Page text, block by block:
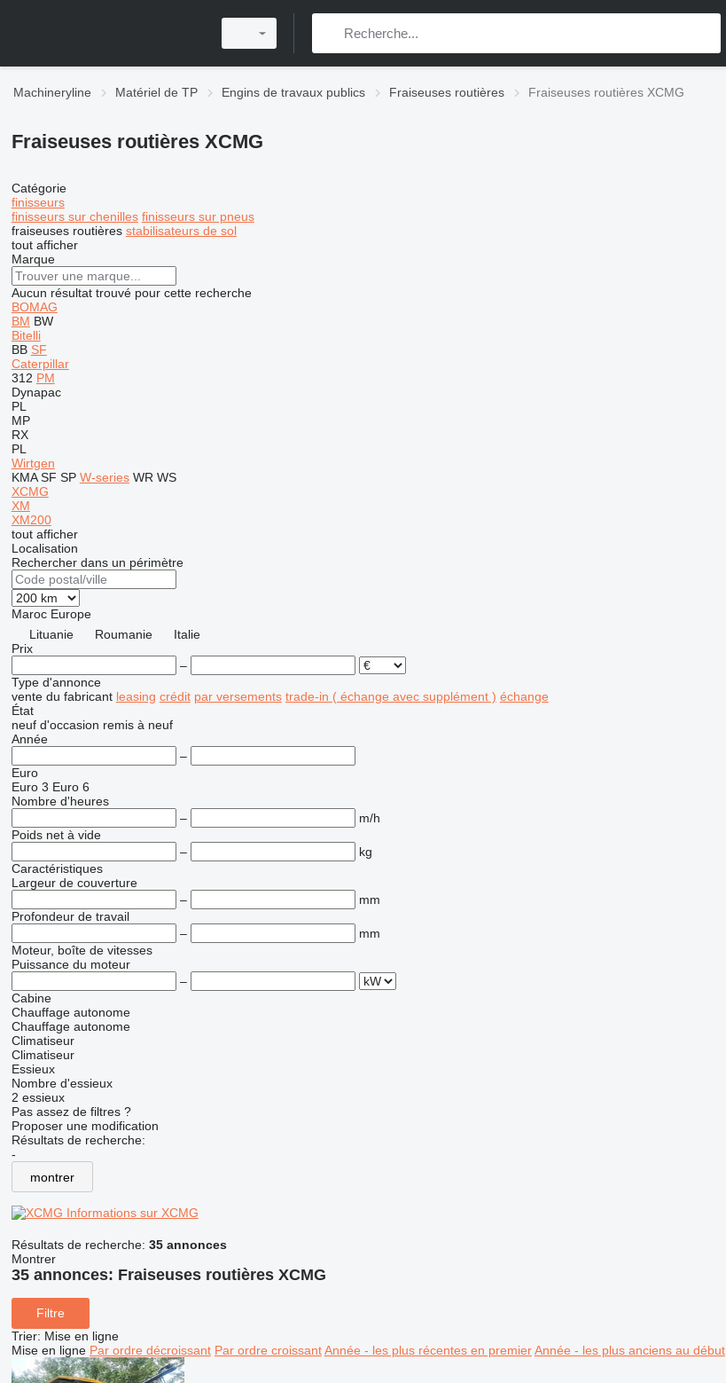
Machineryline Matériel de TP Engins de travaux publics Fraiseuses routières Fraiseuses routières XCMG
Fraiseuses routières XCMG
Catégorie
finisseurs
finisseurs sur chenilles finisseurs sur pneus
fraiseuses routières stabilisateurs de sol
tout afficher
Marque
Aucun résultat trouvé pour cette recherche
BOMAG
BM BW
Bitelli
BB SF
Caterpillar
312 PM
Dynapac
PL
MP
RX
PL
Wirtgen
KMA SF SP W-series WR WS
XCMG
XM
XM200
tout afficher
Localisation
Rechercher dans un périmètre
Maroc Europe
Lituanie
Roumanie
Italie
Prix
–
Type d'annonce
vente du fabricant leasing crédit par versements trade-in ( échange avec supplément ) échange
État
neuf d'occasion remis à neuf
Année
–
Euro
Euro 3 Euro 6
Nombre d'heures
–
m/h
Poids net à vide
–
kg
Caractéristiques
Largeur de couverture
–
mm
Profondeur de travail
–
mm
Moteur, boîte de vitesses
Puissance du moteur
–
Cabine
Chauffage autonome
Chauffage autonome
Climatiseur
Climatiseur
Essieux
Nombre d'essieux
2 essieux
Pas assez de filtres ?
Proposer une modification
Résultats de recherche:
-
montrer
Informations sur XCMG
Résultats de recherche: 35 annonces
Montrer
35 annonces: Fraiseuses routières XCMG
Filtre
Trier: Mise en ligne
Mise en ligne Par ordre décroissant Par ordre croissant Année - les plus récentes en premier Année - les plus anciens au début